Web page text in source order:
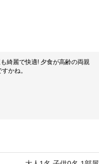
綺麗で快適! 夕食が高齢の両親
かね。